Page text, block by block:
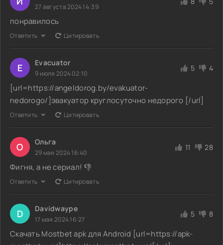
27 августа 2024 14:39
понравилось
Ответить Цитировать
E Evacuator
9 июля 2024 02:10
5 4
[url=https://angeldorog.by/evakuator-
nedorogo/]эвакуатор круглосуточно недорого [/url]
Ответить Цитировать
О Ольга
29 мая 2024 16:40
11 28
Фигня, а не сериал! 👎
Ответить Цитировать
D Davidwaype
17 мая 2024 16:27
5 8
Скачать Mostbet apk для Android [url=https://apk-